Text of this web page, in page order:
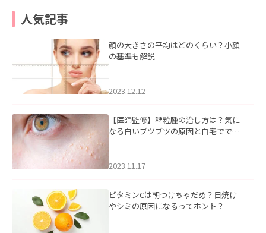
人気記事
顔の大きさの平均はどのくらい？小顔
の基準も解説
2023.12.12
【医師監修】稗粒腫の治し方は？気に
なる白いブツブツの原因と自宅ででき
2023.11.17
ビタミンCは朝つけちゃだめ？日焼け
やシミの原因になるってホント？